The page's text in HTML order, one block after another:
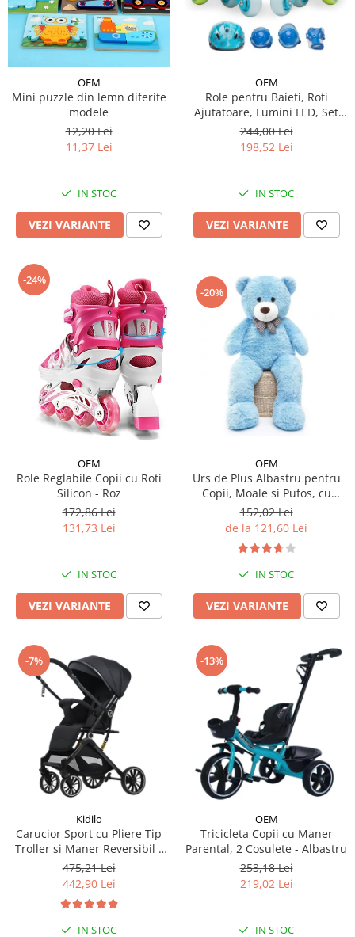
OEM
Mini puzzle din lemn diferite
modele
12,20 Lei
11,37 Lei
IN STOC
VEZI VARIANTE
OEM
Role pentru Baieti, Roti
Ajutatoare, Lumini LED, Set
Protectie
244,00 Lei
198,52 Lei
IN STOC
VEZI VARIANTE
-24%
OEM
Role Reglabile Copii cu Roti
Silicon - Roz
172,86 Lei
131,73 Lei
IN STOC
VEZI VARIANTE
-20%
OEM
Urs de Plus Albastru pentru
Copii, Moale si Pufos, cu
Fundita
152,02 Lei
de la 121,60 Lei
IN STOC
VEZI VARIANTE
-7%
Kidilo
Carucior Sport cu Pliere Tip
Troller si Maner Reversibil -
Negru
475,21 Lei
442,90 Lei
IN STOC
-13%
OEM
Tricicleta Copii cu Maner
Parental, 2 Cosulete - Albastru
253,18 Lei
219,02 Lei
IN STOC